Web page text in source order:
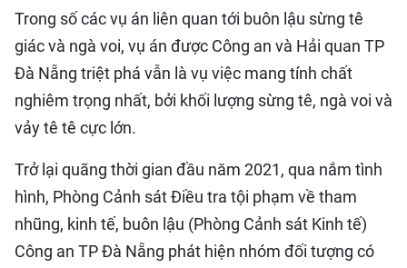
Trong số các vụ án liên quan tới buôn lậu sừng tê
giác và ngà voi, vụ án được Công an và Hải quan TP
Đà Nẵng triệt phá vẫn là vụ việc mang tính chất
nghiêm trọng nhất, bởi khối lượng sừng tê, ngà voi và
vảy tê tê cực lớn.
Trở lại quãng thời gian đầu năm 2021, qua nắm tình
hình, Phòng Cảnh sát Điều tra tội phạm về tham
nhũng, kinh tế, buôn lậu (Phòng Cảnh sát Kinh tế)
Công an TP Đà Nẵng phát hiện nhóm đối tượng có